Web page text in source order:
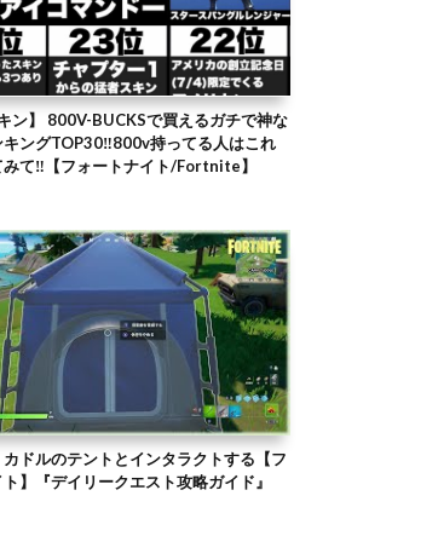
ン】 800V-BUCKSで買えるガチで神な
キングTOP30‼️800v持ってる人はこれ
みて‼️【フォートナイト/Fortnite】
ドルのテントとインタラクトする【フ
】『デイリークエスト攻略ガイド』